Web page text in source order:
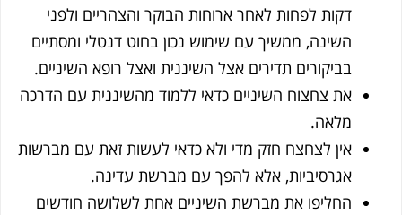
דקות לפחות לאחר ארוחות הבוקר והצהריים ולפני
השינה, ממשיך עם שימוש נכון בחוט דנטלי ומסתיים
בביקורים תדירים אצל השיננית ואצל רופא השיניים.
את צחצוח השיניים כדאי ללמוד מהשיננית עם הדרכה
מלאה.
אין לצחצח חזק מדי ולא כדאי לעשות זאת עם מברשות
אגרסיביות, אלא להפך עם מברשת עדינה.
החליפו את מברשת השיניים אחת לשלושה חודשים